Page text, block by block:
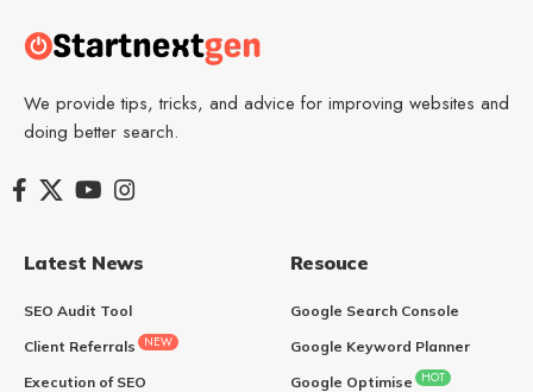
We provide tips, tricks, and advice for improving websites and
doing better search.
Latest News
SEO Audit Tool
Client Referrals NEW
Execution of SEO
Resouce
Google Search Console
Google Keyword Planner
Google Optimise HOT